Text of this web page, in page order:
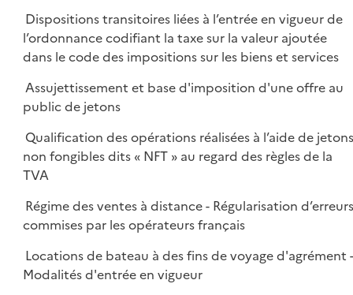
e
r
l
i
e
r
p
l
i
Dispositions transitoires liées à l’entrée en vigueur de
l’ordonnance codifiant la taxe sur la valeur ajoutée
dans le code des impositions sur les biens et services
Assujettissement et base d'imposition d'une offre au
public de jetons
Qualification des opérations réalisées à l’aide de
non fongibles dits « NFT » au regard des règles de la
TVA
Régime des ventes à distance - Régularisation
commises par les opérateurs français
Locations de bateau à des fins de voyage d'agrément
Modalités d'entrée en vigueur